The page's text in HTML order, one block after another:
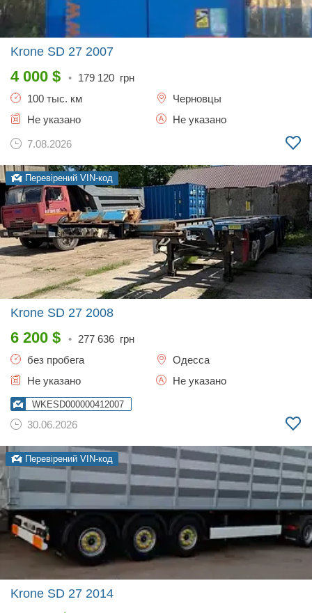
Krone SD 27 2007
4 000 $ • 179 120 грн
100 тыс. км
Черновцы
Не указано
Не указано
7.08.2026
Перевірений VIN-код
Krone SD 27 2008
6 200 $ • 277 636 грн
без пробега
Одесса
Не указано
Не указано
WKESD000000412007
30.06.2026
Перевірений VIN-код
Krone SD 27 2014